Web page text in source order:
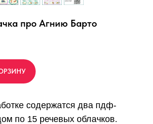
про Агнию Барто
содержатся два пдф-
по 15 речевых облачков.